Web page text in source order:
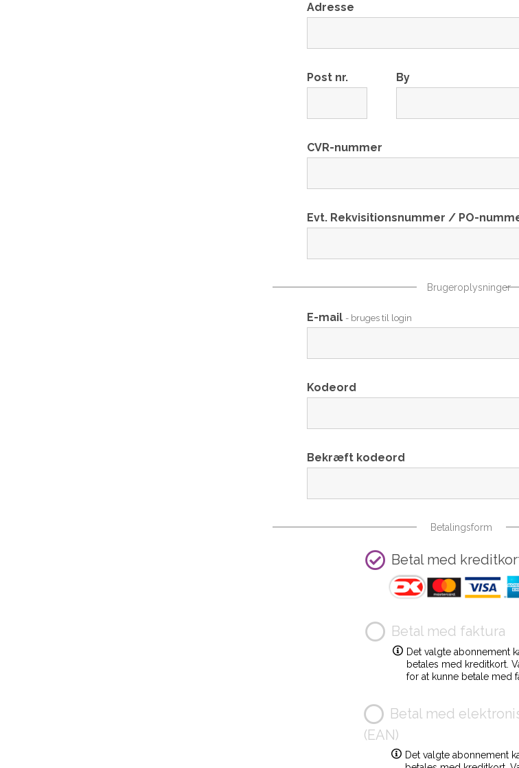
Adresse
Post nr. By
CVR-nummer
Evt. Rekvisitionsnummer / PO-
Brugeroplysninger
E-mail - bruges til login
Kodeord
Bekræft kodeord
Betalingsform
Betal med
Betal med faktura
Det valgte abonnement
betales med kreditkort.
for at kunne betale med
Betal med
(EAN)
Det valgte abonnement